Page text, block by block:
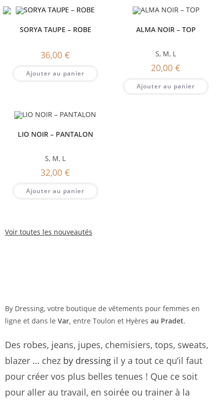
SORYA TAUPE – ROBE
36,00 €
Ajouter au panier
ALMA NOIR – TOP
S, M, L
20,00 €
Ajouter au panier
LIO NOIR – PANTALON
S, M, L
32,00 €
Ajouter au panier
Voir toutes les nouveautés
By Dressing, votre boutique de vêtements pour femmes en
ligne et dans le Var, entre Toulon et Hyères au Pradet.
Des robes, jeans, jupes, chemisiers, tops, sweats,
blazer … chez by dressing il y a tout ce qu’il faut
pour créer vos plus belles tenues ! Que ce soit
pour aller au travail, en soirée ou trainer à la